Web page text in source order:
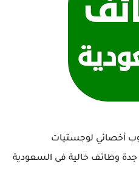
أخصائي لوجستيات
وظائف خالية فى السعودية